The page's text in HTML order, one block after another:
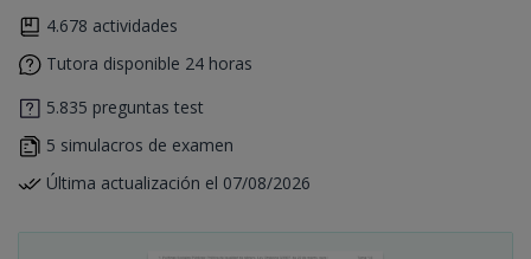
4.678 actividades
Tutora disponible 24 horas
5.835 preguntas test
5 simulacros de examen
Última actualización el 07/08/2026